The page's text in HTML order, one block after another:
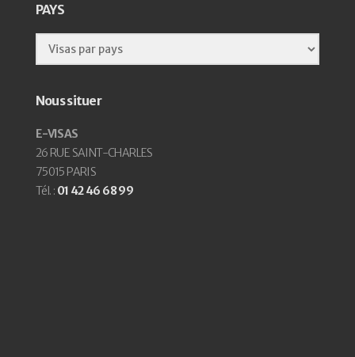
PAYS
Nous situer
E-VISAS
26 RUE SAINT-CHARLES
75015 PARIS
Tél. : 01 42 46 68 99